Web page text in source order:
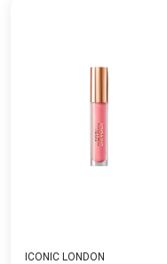
ICONIC LONDON